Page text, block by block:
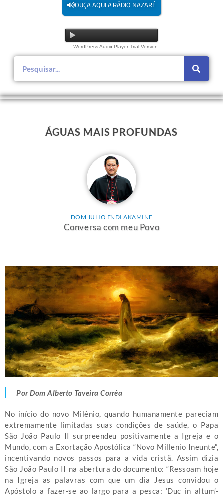
OUÇA AQUI A RÁDIO NAZARÉ
WordPress Audio Player Trial Version
ÁGUAS MAIS PROFUNDAS
DOM JULIO ENDI AKAMINE
Conversa com meu Povo
Por Dom Alberto Taveira Corrêa
No início do novo Milênio, quando humanamente pareciam
extremamente limitadas suas condições de saúde, o Papa
São João Paulo II surpreendeu positivamente a Igreja e o
Mundo, com a Exortação Apostólica “Novo Millenio Ineunte”,
incentivando novos passos para a vida cristã. Assim dizia
São João Paulo II na abertura do documento: “Ressoam hoje
na Igreja as palavras com que um dia Jesus convidou o
Apóstolo a fazer-se ao largo para a pesca: ‘Duc in altum’-